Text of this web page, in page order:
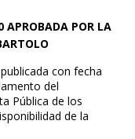
APROBADA POR LA
con fecha
del
Pública de los
de la